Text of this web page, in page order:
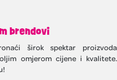
brendovi
širok spektar proizvoda
omjerom cijene i kvalitete.